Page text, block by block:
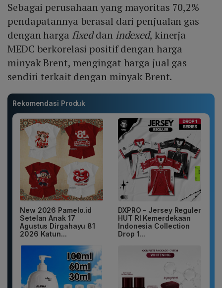
Sebagai perusahaan yang mayoritas 70,2%
pendapatannya berasal dari penjualan gas
dengan harga fixeddan indexed, kinerja
MEDC berkorelasi positif dengan harga
minyak Brent, mengingat harga jual gas
sendiri terkait dengan minyak Brent.
Rekomendasi Produk
New 2026 Pamelo.id
Setelan Anak 17
Agustus Dirgahayu 81
2026 Katun...
DXPRO - Jersey Reguler
HUT RI Kemerdekaan
Indonesia Collection
Drop 1...